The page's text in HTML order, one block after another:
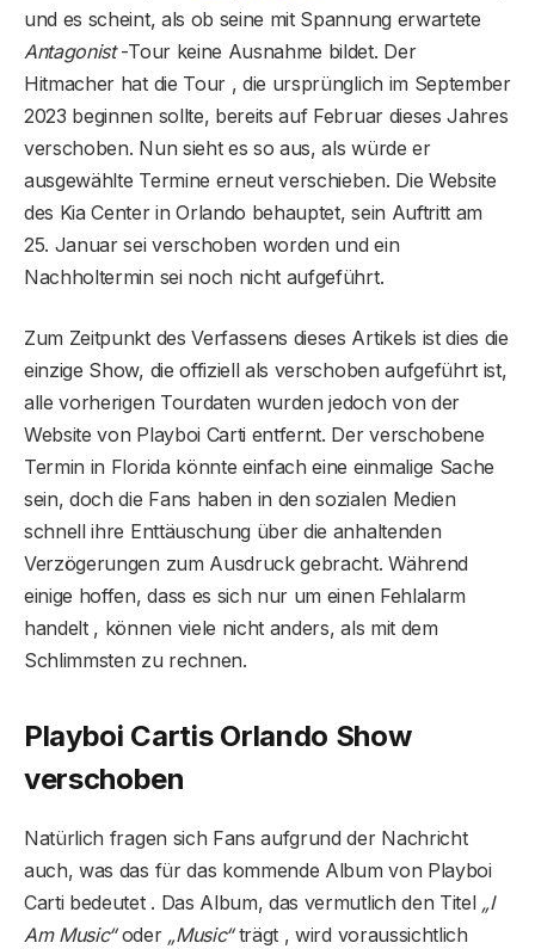
und es scheint, als ob seine mit Spannung erwartete
Antagonist-Tour keine Ausnahme bildet. Der
Hitmacher hat die Tour , die ursprünglich im September
2023 beginnen sollte, bereits auf Februar dieses Jahres
verschoben. Nun sieht es so aus, als würde er
ausgewählte Termine erneut verschieben. Die Website
des Kia Center in Orlando behauptet, sein Auftritt am
25. Januar sei verschoben worden und ein
Nachholtermin sei noch nicht aufgeführt.
Zum Zeitpunkt des Verfassens dieses Artikels ist dies die
einzige Show, die offiziell als verschoben aufgeführt ist,
alle vorherigen Tourdaten wurden jedoch von der
Website von Playboi Carti entfernt. Der verschobene
Termin in Florida könnte einfach eine einmalige Sache
sein, doch die Fans haben in den sozialen Medien
schnell ihre Enttäuschung über die anhaltenden
Verzögerungen zum Ausdruck gebracht. Während
einige hoffen, dass es sich nur um einen Fehlalarm
handelt , können viele nicht anders, als mit dem
Schlimmsten zu rechnen.
Playboi Cartis Orlando Show
verschoben
Natürlich fragen sich Fans aufgrund der Nachricht
auch, was das für das kommende Album von Playboi
Carti bedeutet . Das Album, das vermutlich den Titel „I
Am Music“oder „Music“trägt , wird voraussichtlich